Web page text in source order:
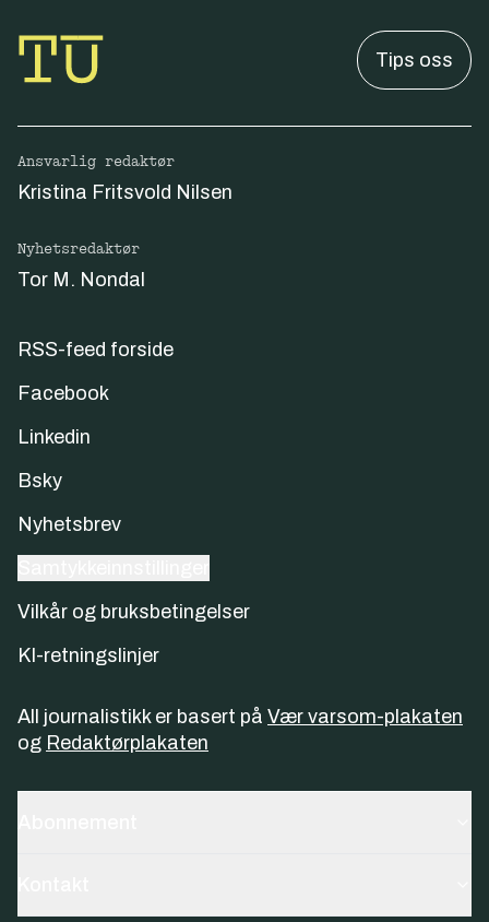
Tips oss
Ansvarlig redaktør
Kristina Fritsvold Nilsen
Nyhetsredaktør
Tor M. Nondal
RSS-feed forside
Facebook
Linkedin
Bsky
Nyhetsbrev
Vilkår og bruksbetingelser
KI-retningslinjer
All journalistikk er basert på Vær varsom-plakaten
og Redaktørplakaten